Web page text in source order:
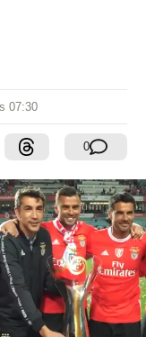
07:30
0